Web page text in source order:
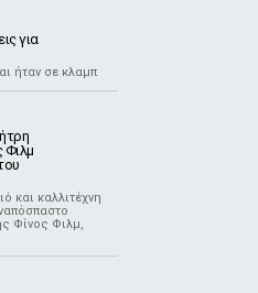
για
ήταν σε κλαμπ
Φιλμ
και καλλιτέχνη
Φίνος Φιλμ,